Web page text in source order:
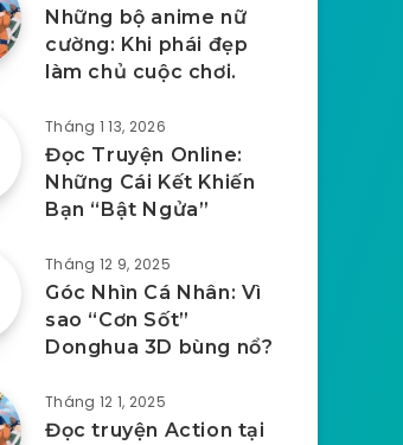
Những bộ anime nữ
cường: Khi phái đẹp
làm chủ cuộc chơi.
Tháng 1 13, 2026
Đọc Truyện Online:
Những Cái Kết Khiến
Bạn “Bật Ngửa”
Tháng 12 9, 2025
Góc Nhìn Cá Nhân: Vì
sao “Cơn Sốt”
Donghua 3D bùng nổ?
Tháng 12 1, 2025
Đọc truyện Action tại